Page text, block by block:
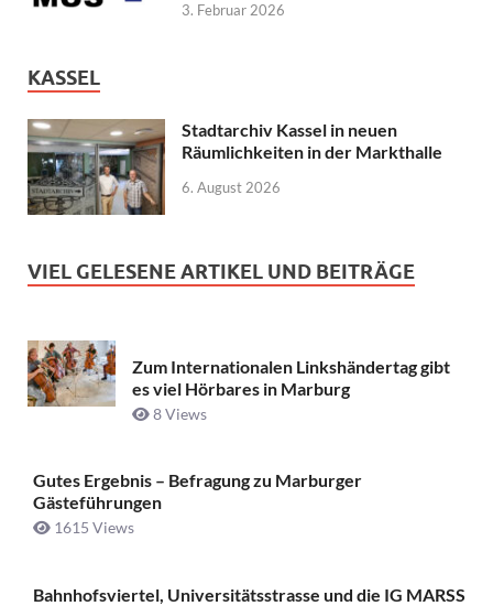
3. Februar 2026
KASSEL
Stadtarchiv Kassel in neuen
Räumlichkeiten in der Markthalle
6. August 2026
VIEL GELESENE ARTIKEL UND BEITRÄGE
Zum Internationalen Linkshändertag gibt
es viel Hörbares in Marburg
8 Views
Gutes Ergebnis – Befragung zu Marburger
Gästeführungen
1615 Views
Bahnhofsviertel, Universitätsstrasse und die IG MARSS